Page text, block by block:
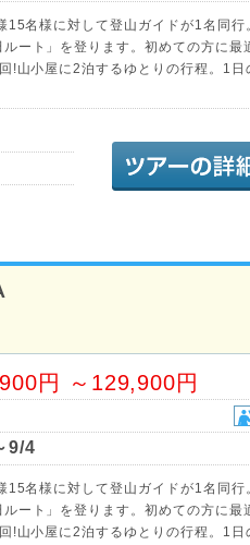
15名様に対して登山ガイドが1名同行
ート」を登ります。初めての方に最
!山小屋に2泊するゆとりの行程。1日
円 ～129,900円
9/4
15名様に対して登山ガイドが1名同行
ート」を登ります。初めての方に最
!山小屋に2泊するゆとりの行程。1日